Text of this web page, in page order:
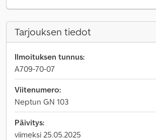
Tarjouksen tiedot
Ilmoituksen tunnus:
A709-70-07
Viitenumero:
Neptun GN 103
Päivitys:
viimeksi 25.05.2025